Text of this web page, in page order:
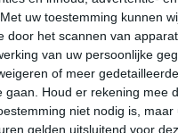
Met uw toestemming kunnen
het scannen van
van uw persoonlijke
of meer
Houd er rekening mee
niet nodig is,
gelden uitsluitend voor
neerslag deze maand.
de 15 graden Celsius. De
dat de zon zichtbaar is ligt